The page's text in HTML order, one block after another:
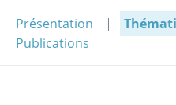
Présentation
Publications